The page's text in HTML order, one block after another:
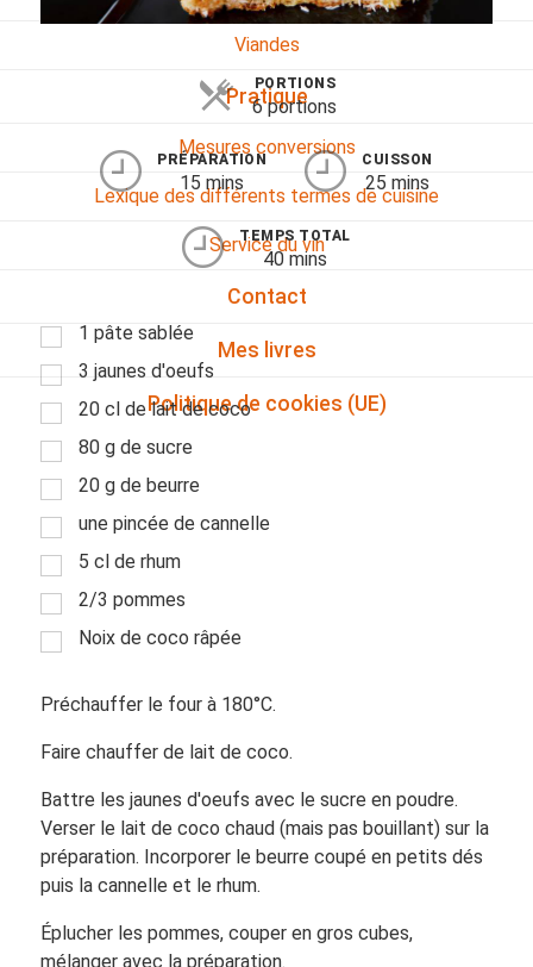
Viandes
Pratique
Mesures conversions
Lexique des différents termes de cuisine
Service du vin
Contact
Mes livres
Politique de cookies (UE)
PORTIONS
6 portions
PRÉPARATION
15 mins
CUISSON
25 mins
TEMPS TOTAL
40 mins
1 pâte sablée
3 jaunes d'oeufs
20 cl de lait de coco
80 g de sucre
20 g de beurre
une pincée de cannelle
5 cl de rhum
2/3 pommes
Noix de coco râpée
Préchauffer le four à 180°C.
Faire chauffer de lait de coco.
Battre les jaunes d'oeufs avec le sucre en poudre.
Verser le lait de coco chaud (mais pas bouillant) sur la
préparation. Incorporer le beurre coupé en petits dés
puis la cannelle et le rhum.
Éplucher les pommes, couper en gros cubes,
mélanger avec la préparation.